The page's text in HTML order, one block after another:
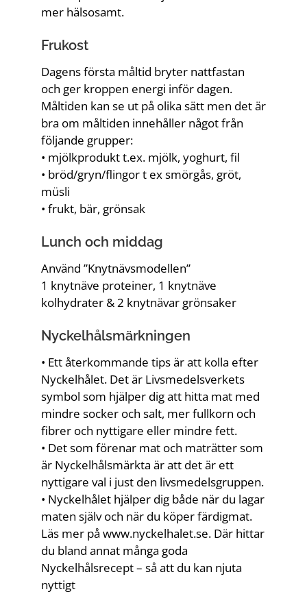
mer hälsosamt.
Frukost
Dagens första måltid bryter nattfastan
och ger kroppen energi inför dagen.
Måltiden kan se ut på olika sätt men det är
bra om måltiden innehåller något från
följande grupper:
• mjölkprodukt t.ex. mjölk, yoghurt, fil
• bröd/gryn/flingor t ex smörgås, gröt,
müsli
• frukt, bär, grönsak
Lunch och middag
Använd ”Knytnävsmodellen”
1 knytnäve proteiner, 1 knytnäve
kolhydrater & 2 knytnävar grönsaker
Nyckelhålsmärkningen
• Ett återkommande tips är att kolla efter
Nyckelhålet. Det är Livsmedelsverkets
symbol som hjälper dig att hitta mat med
mindre socker och salt, mer fullkorn och
fibrer och nyttigare eller mindre fett.
• Det som förenar mat och maträtter som
är Nyckelhålsmärkta är att det är ett
nyttigare val i just den livsmedelsgruppen.
• Nyckelhålet hjälper dig både när du lagar
maten själv och när du köper färdigmat.
Läs mer på www.nyckelhalet.se. Där hittar
du bland annat många goda
Nyckelhålsrecept – så att du kan njuta
nyttigt